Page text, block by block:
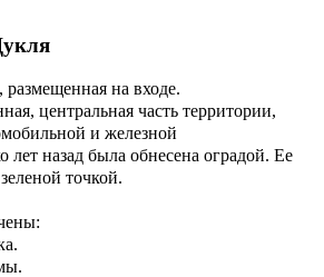
размещенная на входе.
центральная часть территории,
и железной
лет назад была обнесена оградой. Ее
точкой.